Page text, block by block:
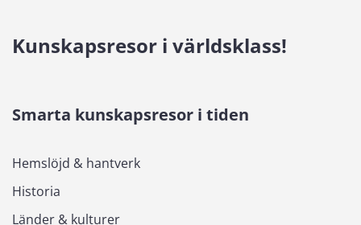
Kunskapsresor i världsklass!
Smarta kunskapsresor i tiden
Hemslöjd & hantverk
Historia
Länder & kulturer